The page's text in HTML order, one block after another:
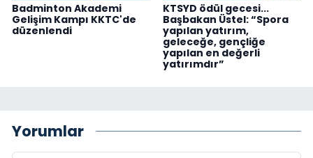
Badminton Akademi
Gelişim Kampı KKTC'de
düzenlendi
KTSYD ödül gecesi...
Başbakan Üstel: “Spora
yapılan yatırım,
geleceğe, gençliğe
yapılan en değerli
yatırımdır”
Yorumlar